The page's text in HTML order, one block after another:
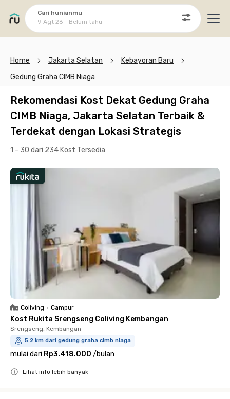
Cari hunianmu
9 Agt 26 - Belum tahu
Home Jakarta Selatan
Kebayoran Baru
Gedung Graha CIMB Niaga
Rekomendasi Kost Dekat Gedung Graha
CIMB Niaga, Jakarta Selatan Terbaik &
Terdekat dengan Lokasi Strategis
1 - 30 dari 234 Kost Tersedia
Coliving • Campur
Kost Rukita Srengseng Coliving Kembangan
Srengseng, Kembangan
5.2 km dari gedung graha cimb niaga
mulai dari Rp3.418.000 /bulan
Lihat info lebih banyak